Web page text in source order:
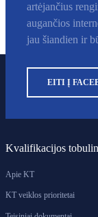
artėjančius
augančios
jau šiandien ir
EITI Į
Kvalifikacijos
Apie KT
KT veiklos prioritetai